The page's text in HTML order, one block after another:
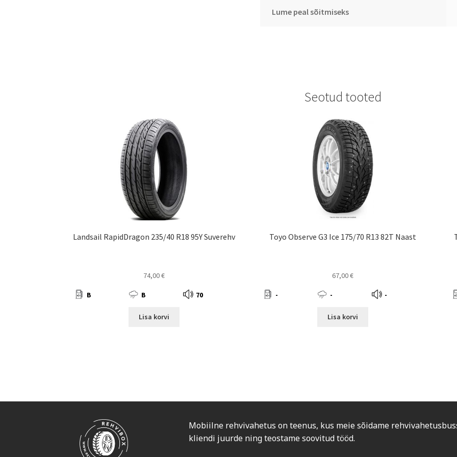
Lume peal sõitmiseks
Seotud tooted
Landsail RapidDragon 235/40 R18 95Y Suverehv
74,00€
B B 70
Lisa korvi
Toyo Observe G3 Ice 175/70 R13 82T Naast
67,00€
- - -
Lisa korvi
Mobiilne rehvivahetus on teenus, kus meie sõidame
kliendi juurde ning teostame soovitud tööd.